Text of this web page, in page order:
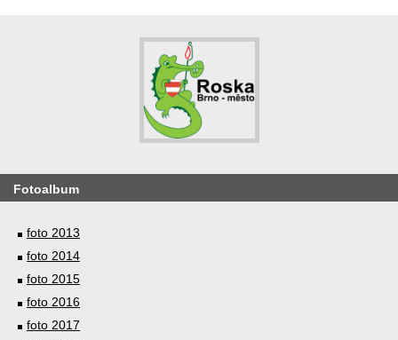
Fotoalbum
foto 2013
foto 2014
foto 2015
foto 2016
foto 2017